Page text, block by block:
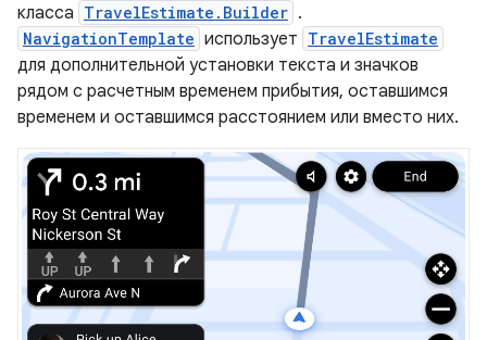
класса TravelEstimate.Builder .
NavigationTemplate использует TravelEstimate
для дополнительной установки текста и значков
рядом с расчетным временем прибытия, оставшимся
временем и оставшимся расстоянием или вместо них.